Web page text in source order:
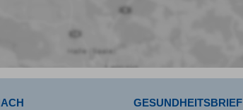
GESUNDHEITSBRIEF